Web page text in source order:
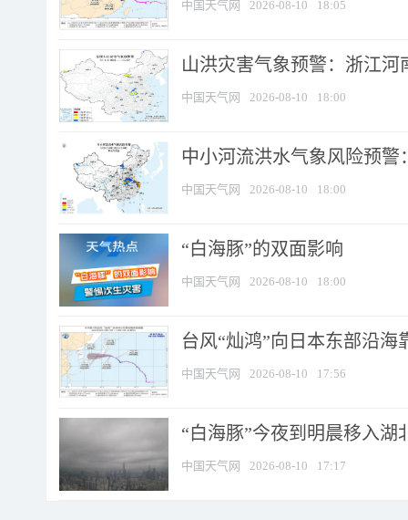
中国天气网 2026-08-10 18:05
山洪灾害气象预警：浙江
中国天气网 2026-08-10 18:00
中小河流洪水气象风险预
中国天气网 2026-08-10 18:00
​“白海豚”的双面影响
中国天气网 2026-08-10 18:00
台风“灿鸿”向日本东部沿海
中国天气网 2026-08-10 17:56
“白海豚”今夜到明晨移入湖
中国天气网 2026-08-10 17:17